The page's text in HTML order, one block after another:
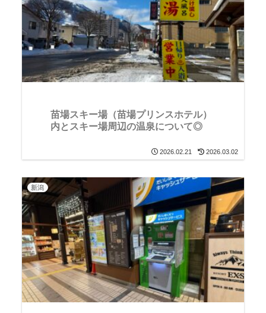
苗場スキー場（苗場プリンスホテル）
内とスキー場周辺の温泉について◎
2026.02.21 2026.03.02
新潟